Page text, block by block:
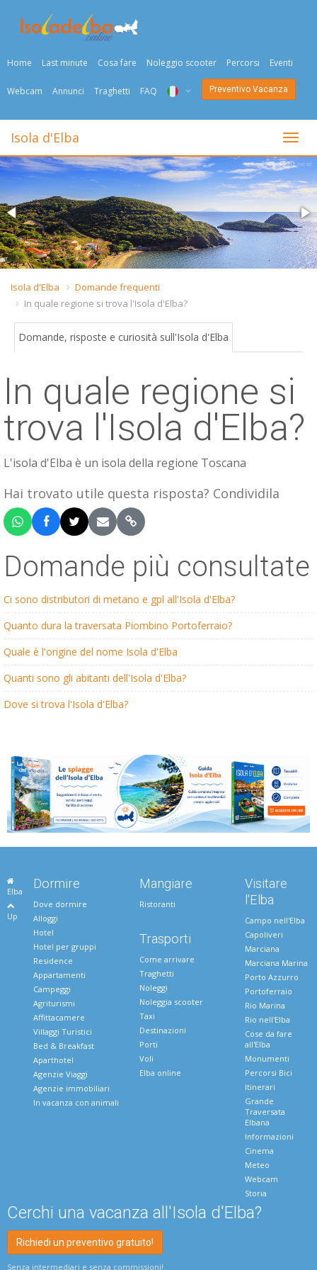
Home Last minute Cosa fare Noleggio scooter Percorsi Eventi
Webcam Annunci Traghetti FAQ
ENG
DEU
NED
FRA
ESP
Preventivo Vacanza
Togli
Isola d'Elba
Isola d'Elba
Domande frequenti
In quale regione si trova l'Isola d'Elba?
Domande, risposte e curiosità sull'Isola d'Elba
In quale regione si
trova l'Isola d'Elba?
L'isola d'Elba è un isola della regione Toscana
Hai trovato utile questa risposta? Condividila
Domande più consultate
Ci sono distributori di metano e gpl all'Isola d'Elba?
Quanto dura la traversata Piombino Portoferraio?
Quale è l'origine del nome Isola d'Elba
Quanti sono gli abitanti dell'Isola d'Elba?
Dove si trova l'Isola d'Elba?
Elba
Up
Dormire
Dove dormire
Alloggi
Hotel
Hotel per gruppi
Residence
Appartamenti
Campeggi
Agriturismi
Affittacamere
Villaggi Turistici
Bed & Breakfast
Aparthotel
Agenzie Viaggi
Agenzie immobiliari
In vacanza con animali
Mangiare
Ristoranti
Trasporti
Come arrivare
Traghetti
Noleggi
Noleggia scooter
Taxi
Destinazioni
Porti
Voli
Elba online
Visitare
l'Elba
Campo nell'Elba
Capoliveri
Marciana
Marciana Marina
Porto Azzurro
Portoferraio
Rio Marina
Rio nell'Elba
Cose da fare
all'Elba
Monumenti
Percorsi Bici
Itinerari
Grande
Traversata
Elbana
Informazioni
Cinema
Meteo
Webcam
Storia
Cerchi una vacanza all'Isola d'Elba?
Richiedi un preventivo gratuito!
Senza intermediari e senza commissioni!